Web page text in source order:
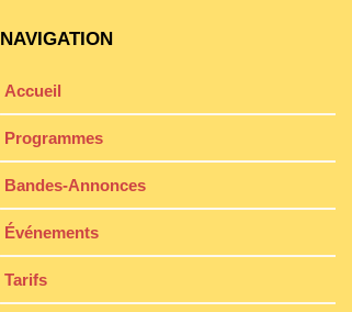
NAVIGATION
Accueil
Programmes
Bandes-Annonces
Événements
Tarifs